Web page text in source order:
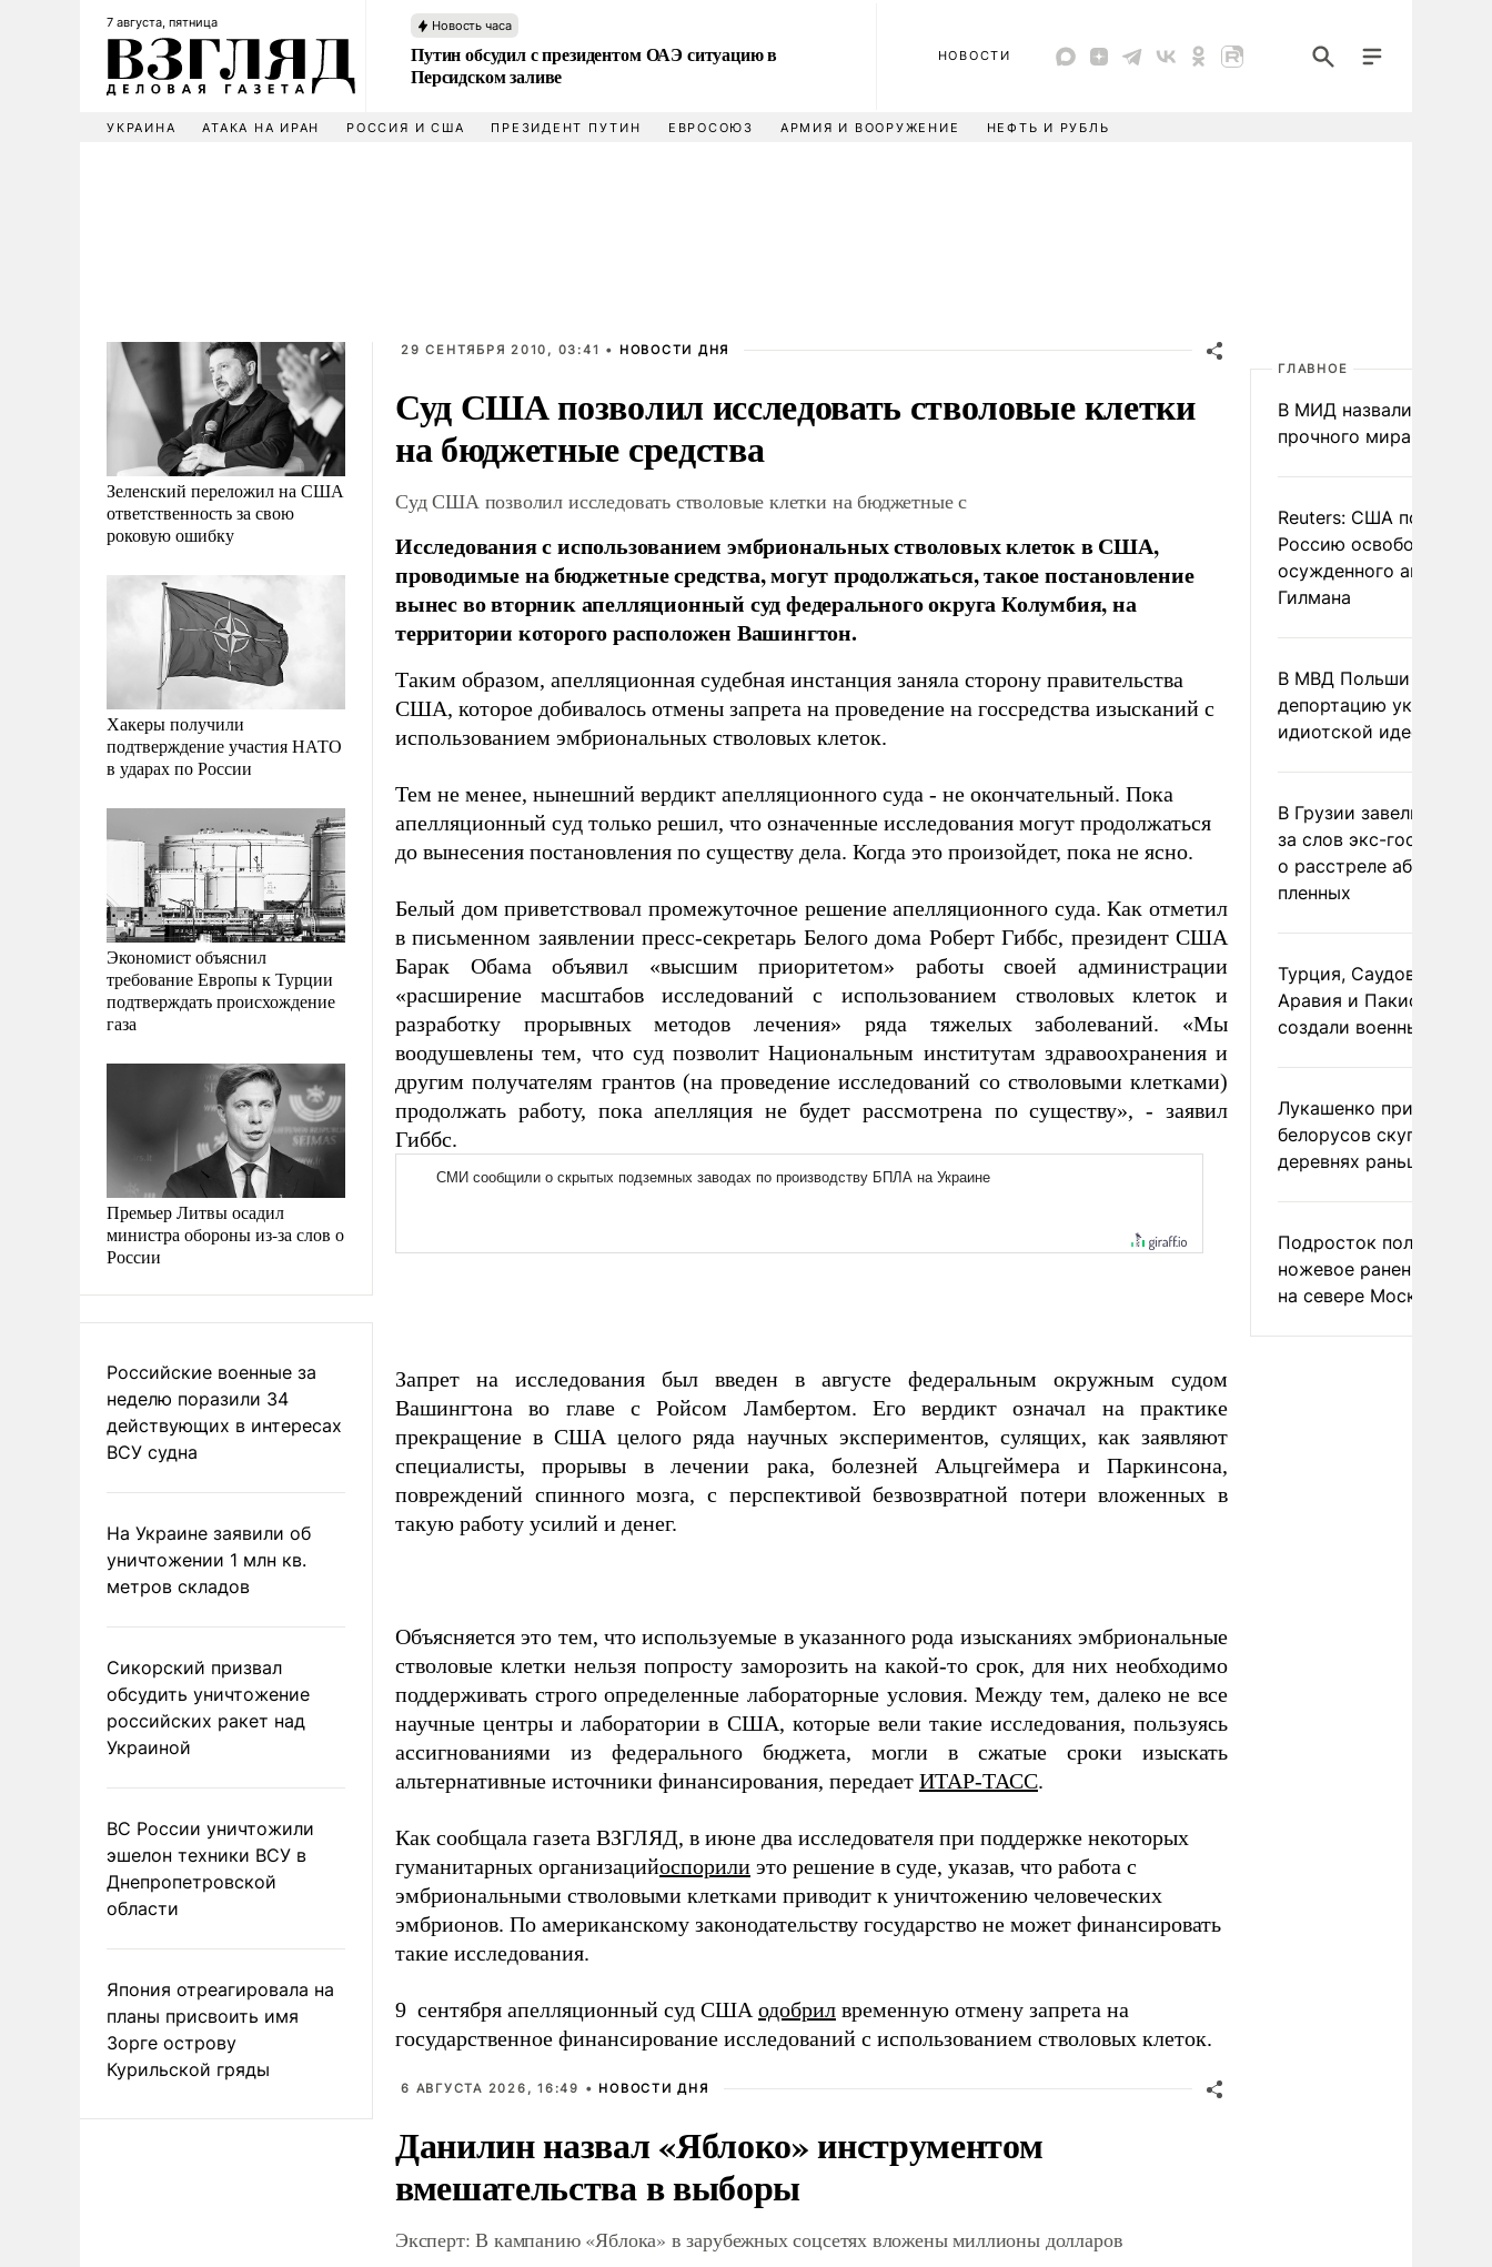
7 августа, пятница Новость часа
Путин обсудил с президентом ОАЭ ситуацию в
Персидском заливе
НОВОСТИ
УКРАИНА АТАКА НА ИРАН РОССИЯ И США ПРЕЗИДЕНТ ПУТИН ЕВРОСОЮЗ АРМИЯ И ВООРУЖЕНИЕ НЕФТЬ И РУБЛЬ
Зеленский переложил на США
ответственность за свою
роковую ошибку
Хакеры получили
подтверждение участия НАТО
в ударах по России
Экономист объяснил
требование Европы к Турции
подтверждать происхождение
газа
Премьер Литвы осадил
министра обороны из-за слов о
России
Российские военные за
неделю поразили 34
действующих в интересах
ВСУ судна
На Украине заявили об
уничтожении 1 млн кв.
метров складов
Сикорский призвал
обсудить уничтожение
российских ракет над
Украиной
ВС России уничтожили
эшелон техники ВСУ в
Днепропетровской
области
Япония отреагировала на
планы присвоить имя
Зорге острову
Курильской гряды
29 СЕНТЯБРЯ 2010, 03:41 • НОВОСТИ ДНЯ
Суд США позволил исследовать стволовые клетки
на бюджетные средства
Суд США позволил исследовать стволовые клетки на бюджетные с
Исследования с использованием эмбриональных стволовых клеток в США,
проводимые на бюджетные средства, могут продолжаться, такое постановление
вынес во вторник апелляционный суд федерального округа Колумбия, на
территории которого расположен Вашингтон.
Таким образом, апелляционная судебная инстанция заняла сторону правительства
США, которое добивалось отмены запрета на проведение на госсредства изысканий с
использованием эмбриональных стволовых клеток.
Тем не менее, нынешний вердикт апелляционного суда - не окончательный. Пока
апелляционный суд только решил, что означенные исследования могут продолжаться
до вынесения постановления по существу дела. Когда это произойдет, пока не ясно.
Белый дом приветствовал промежуточное решение апелляционного суда. Как отметил
в письменном заявлении пресс-секретарь Белого дома Роберт Гиббс, президент США
Барак Обама объявил «высшим приоритетом» работы своей администрации
«расширение масштабов исследований с использованием стволовых клеток и
разработку прорывных методов лечения» ряда тяжелых заболеваний. «Мы
воодушевлены тем, что суд позволит Национальным институтам здравоохранения и
другим получателям грантов (на проведение исследований со стволовыми клетками)
продолжать работу, пока апелляция не будет рассмотрена по существу», - заявил
Гиббс.
Запрет на исследования был введен в августе федеральным окружным судом
Вашингтона во главе с Ройсом Ламбертом. Его вердикт означал на практике
прекращение в США целого ряда научных экспериментов, сулящих, как заявляют
специалисты, прорывы в лечении рака, болезней Альцгеймера и Паркинсона,
повреждений спинного мозга, с перспективой безвозвратной потери вложенных в
такую работу усилий и денег.
Объясняется это тем, что используемые в указанного рода изысканиях эмбриональные
стволовые клетки нельзя попросту заморозить на какой-то срок, для них необходимо
поддерживать строго определенные лабораторные условия. Между тем, далеко не все
научные центры и лаборатории в США, которые вели такие исследования, пользуясь
ассигнованиями из федерального бюджета, могли в сжатые сроки изыскать
альтернативные источники финансирования, передает ИТАР-ТАСС.
Как сообщала газета ВЗГЛЯД, в июне два исследователя при поддержке некоторых
гуманитарных организацийоспорили это решение в суде, указав, что работа с
эмбриональными стволовыми клетками приводит к уничтожению человеческих
эмбрионов. По американскому законодательству государство не может финансировать
такие исследования.
9 сентября апелляционный суд США одобрил временную отмену запрета на
государственное финансирование исследований с использованием стволовых клеток.
6 АВГУСТА 2026, 16:49 • НОВОСТИ ДНЯ
Данилин назвал «Яблоко» инструментом
вмешательства в выборы
Эксперт: В кампанию «Яблока» в зарубежных соцсетях вложены миллионы долларов
ГЛАВНОЕ
В МИД назвали условия
прочного мира на
Reuters: США
Россию освободить
осужденного
Гилмана
В МВД Польши назвали
депортацию украинцев
идиотской идеей
В Грузии завели дело
за слов экс-
о расстреле абхазских
пленных
Турция, Саудовская
Аравия и Пакистан
создали военный союз
Лукашенко призвал
белорусов скупать
деревнях раньше
Подросток получил
ножевое ранение в
на севере Москвы